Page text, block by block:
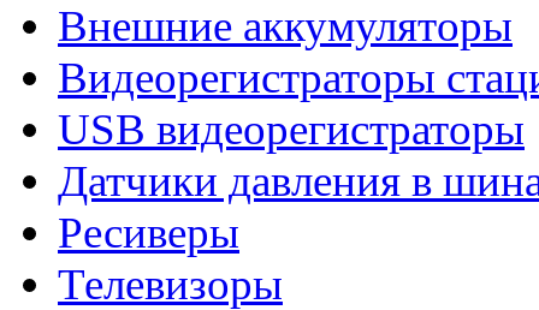
Внешние аккумуляторы
Видеорегистраторы
USB видеорегистраторы
Датчики давления в
Ресиверы
Телевизоры